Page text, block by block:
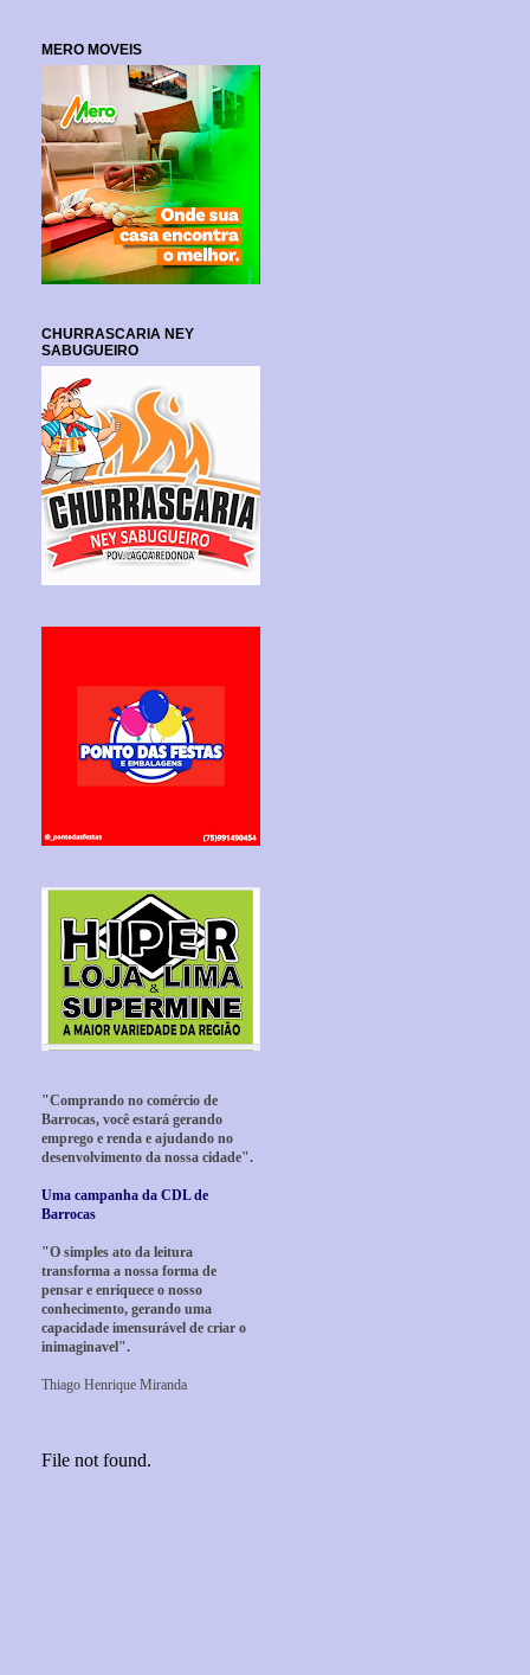
MERO MOVEIS
CHURRASCARIA NEY
SABUGUEIRO
"Comprando no comércio de
Barrocas, você estará gerando
emprego e renda e ajudando no
desenvolvimento da nossa cidade".
Uma campanha da CDL de
Barrocas
"O simples ato da leitura
transforma a nossa forma de
pensar e enriquece o nosso
conhecimento, gerando uma
capacidade imensurável de criar o
inimaginavel".
Thiago Henrique Miranda